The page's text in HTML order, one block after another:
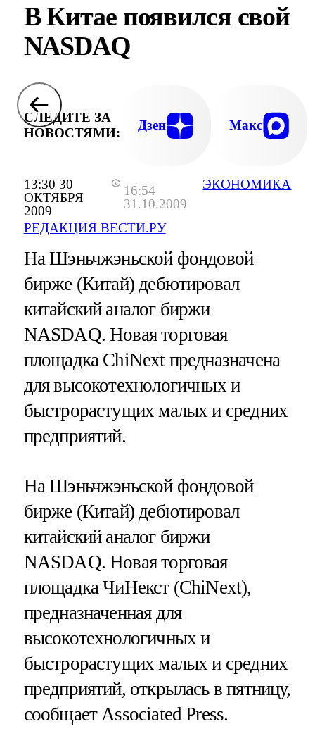
13:30 30
ОКТЯБРЯ
2009
16:54
31.10.2009
РЕДАКЦИЯ ВЕСТИ.РУ
ЭКОНОМИКА
В Китае появился свой
NASDAQ
СЛЕДИТЕ ЗА
НОВОСТЯМИ:
Дзен Макс
На Шэньчжэньской фондовой
бирже (Китай) дебютировал
китайский аналог биржи
NASDAQ. Новая торговая
площадка ChiNext предназначена
для высокотехнологичных и
быстрорастущих малых и средних
предприятий.
На Шэньчжэньской фондовой
бирже (Китай) дебютировал
китайский аналог биржи
NASDAQ. Новая торговая
площадка ЧиНекст (ChiNext),
предназначенная для
высокотехнологичных и
быстрорастущих малых и средних
предприятий, открылась в пятницу,
сообщает Associated Press.